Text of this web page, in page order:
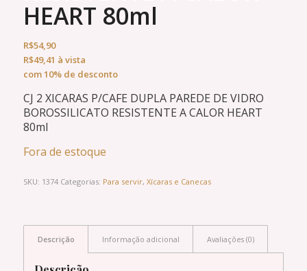
HEART 80ml
R$54,90
R$49,41 à vista
com 10% de desconto
CJ 2 XICARAS P/CAFE DUPLA PAREDE DE VIDRO
BOROSSILICATO RESISTENTE A CALOR HEART
80ml
Fora de estoque
SKU: 1374 Categorias: Para servir, Xícaras e Canecas
Descrição Informação adicional Avaliações (0)